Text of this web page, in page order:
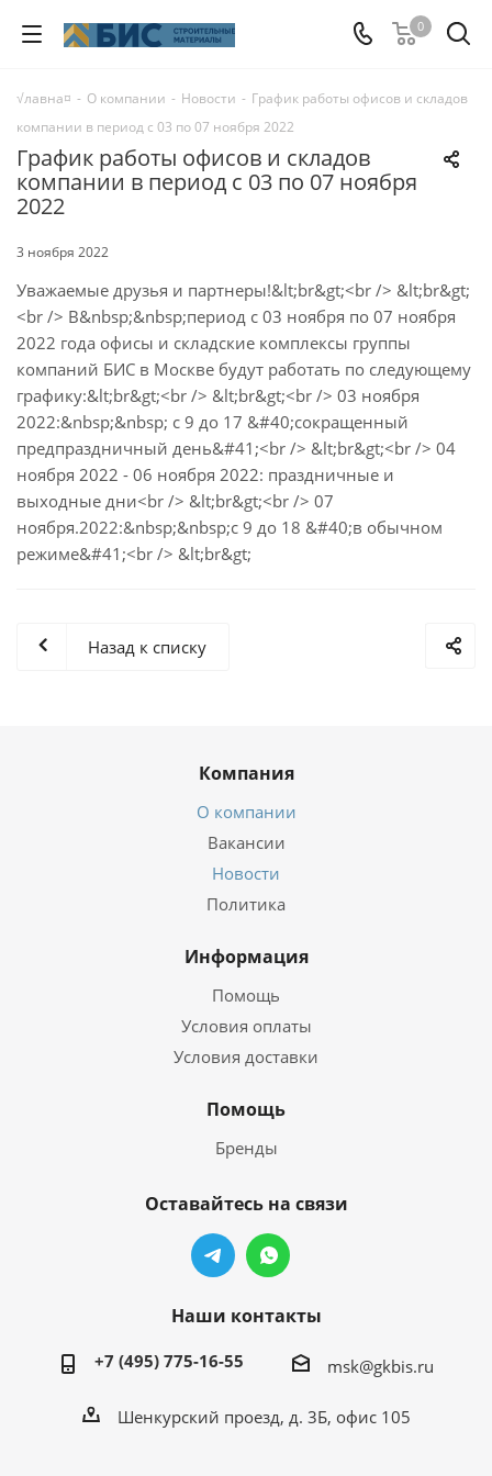
0
√лавна¤ - О компании - Новости - График работы офисов и складов
компании в период с 03 по 07 ноября 2022
График работы офисов и складов
компании в период с 03 по 07 ноября
2022
3 ноября 2022
Уважаемые друзья и партнеры!&lt;br&gt;<br /> &lt;br&gt;
<br /> В&nbsp;&nbsp;период с 03 ноября по 07 ноября
2022 года офисы и складские комплексы группы
компаний БИС в Москве будут работать по следующему
графику:&lt;br&gt;<br /> &lt;br&gt;<br /> 03 ноября
2022:&nbsp;&nbsp; с 9 до 17 &#40;сокращенный
предпраздничный день&#41;<br /> &lt;br&gt;<br /> 04
ноября 2022 - 06 ноября 2022: праздничные и
выходные дни<br /> &lt;br&gt;<br /> 07
ноября.2022:&nbsp;&nbsp;с 9 до 18 &#40;в обычном
режиме&#41;<br /> &lt;br&gt;
Назад к списку
Компания
О компании
Вакансии
Новости
Политика
Информация
Помощь
Условия оплаты
Условия доставки
Помощь
Бренды
Оставайтесь на связи
Наши контакты
+7 (495) 775-16-55 msk@gkbis.ru
Шенкурский проезд, д. 3Б, офис 105